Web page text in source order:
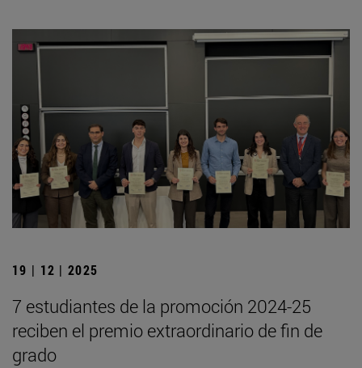
19 | 12 | 2025
7 estudiantes de la promoción 2024-25
reciben el premio extraordinario de fin de
grado